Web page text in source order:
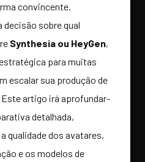
convincente.
decisão sobre qual
Synthesia ou HeyGen,
para muitas
escalar sua produção de
artigo irá aprofundar-
detalhada,
qualidade dos avatares,
e os modelos de